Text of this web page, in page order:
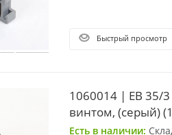
Быстрый просмотр
1060014 | EB 35/
винтом, (серый)
Есть в наличии: